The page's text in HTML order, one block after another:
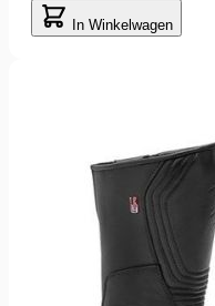
In Winkelwagen